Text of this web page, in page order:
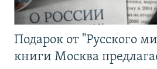
Подарок от "Русского
книги Москва